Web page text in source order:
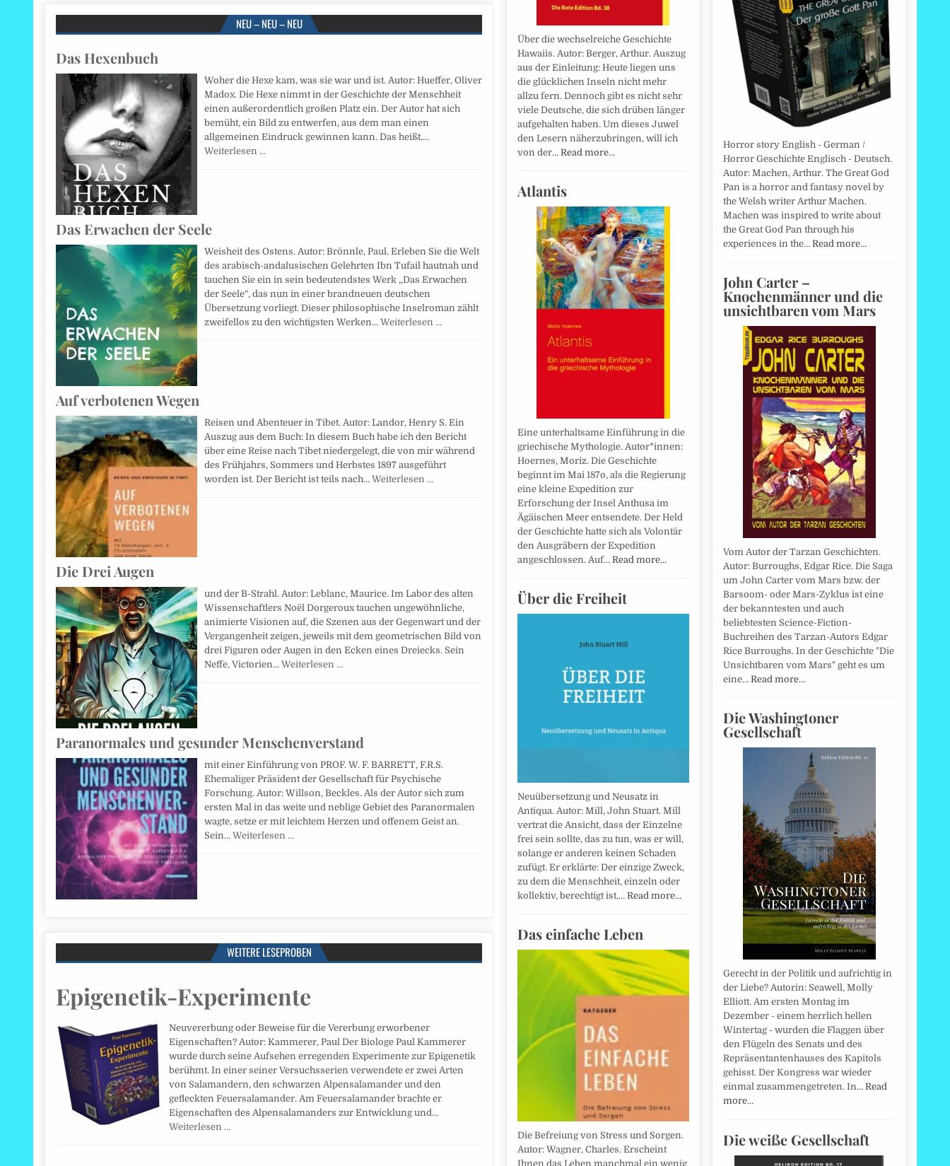
NEU – NEU – NEU
Das Hexenbuch
Woher die Hexe kam, was sie war und ist. Autor: Hueffer, Oliver
Madox. Die Hexe nimmt in der Geschichte der Menschheit
einen außerordentlich großen Platz ein. Der Autor hat sich
bemüht, ein Bild zu entwerfen, aus dem man einen
allgemeinen Eindruck gewinnen kann. Das heißt,…
Weiterlesen …
Das Erwachen der Seele
Weisheit des Ostens. Autor: Brönnle, Paul. Erleben Sie die Welt
des arabisch-andalusischen Gelehrten Ibn Tufail hautnah und
tauchen Sie ein in sein bedeutendstes Werk „Das Erwachen
der Seele“, das nun in einer brandneuen deutschen
Übersetzung vorliegt. Dieser philosophische Inselroman zählt
zweifellos zu den wichtigsten Werken…Weiterlesen …
Auf verbotenen Wegen
Reisen und Abenteuer in Tibet. Autor: Landor, Henry S. Ein
Auszug aus dem Buch: In diesem Buch habe ich den Bericht
über eine Reise nach Tibet niedergelegt, die von mir während
des Frühjahrs, Sommers und Herbstes 1897 ausgeführt
worden ist. Der Bericht ist teils nach…Weiterlesen …
Die Drei Augen
und der B-Strahl. Autor: Leblanc, Maurice. Im Labor des alten
Wissenschaftlers Noël Dorgeroux tauchen ungewöhnliche,
animierte Visionen auf, die Szenen aus der Gegenwart und der
Vergangenheit zeigen, jeweils mit dem geometrischen Bild von
drei Figuren oder Augen in den Ecken eines Dreiecks. Sein
Neffe, Victorien…Weiterlesen …
Paranormales und gesunder Menschenverstand
mit einer Einführung von PROF. W. F. BARRETT, F.R.S.
Ehemaliger Präsident der Gesellschaft für Psychische
Forschung. Autor: Willson, Beckles. Als der Autor sich zum
ersten Mal in das weite und neblige Gebiet des Paranormalen
wagte, setze er mit leichtem Herzen und offenem Geist an.
Sein…Weiterlesen …
WEITERE LESEPROBEN
Epigenetik-Experimente
Neuvererbung oder Beweise für die Vererbung erworbener
Eigenschaften? Autor: Kammerer, Paul Der Biologe Paul Kammerer
wurde durch seine Aufsehen erregenden Experimente zur Epigenetik
berühmt. In einer seiner Versuchsserien verwendete er zwei Arten
von Salamandern, den schwarzen Alpensalamander und den
gefleckten Feuersalamander. Am Feuersalamander brachte er
Eigenschaften des Alpensalamanders zur Entwicklung und…
Weiterlesen …
Über die wechselreiche Geschichte
Hawaiis. Autor: Berger, Arthur. Auszug
aus der Einleitung: Heute liegen uns
die glücklichen Inseln nicht mehr
allzu fern. Dennoch gibt es nicht sehr
viele Deutsche, die sich drüben länger
aufgehalten haben. Um dieses Juwel
den Lesern näherzubringen, will ich
von der… Read more…
Atlantis
Eine unterhaltsame Einführung in die
griechische Mythologie. Autor*innen:
Hoernes, Moriz. Die Geschichte
beginnt im Mai 187o, als die Regierung
eine kleine Expedition zur
Erforschung der Insel Anthusa im
Ägäischen Meer entsendete. Der Held
der Geschichte hatte sich als Volontär
den Ausgräbern der Expedition
angeschlossen. Auf… Read more…
Über die Freiheit
Neuübersetzung und Neusatz in
Antiqua. Autor: Mill, John Stuart. Mill
vertrat die Ansicht, dass der Einzelne
frei sein sollte, das zu tun, was er will,
solange er anderen keinen Schaden
zufügt. Er erklärte: Der einzige Zweck,
zu dem die Menschheit, einzeln oder
kollektiv, berechtigt ist,… Read more…
Das einfache Leben
Die Befreiung von Stress und Sorgen.
Autor: Wagner, Charles. Erscheint
Ihnen das Leben manchmal ein wenig
Horror story English - German /
Horror Geschichte Englisch - Deutsch.
Autor: Machen, Arthur. The Great God
Pan is a horror and fantasy novel by
the Welsh writer Arthur Machen.
Machen was inspired to write about
the Great God Pan through his
experiences in the… Read more…
John Carter –
Knochenmänner und die
unsichtbaren vom Mars
Vom Autor der Tarzan Geschichten.
Autor: Burroughs, Edgar Rice. Die Saga
um John Carter vom Mars bzw. der
Barsoom- oder Mars-Zyklus ist eine
der bekanntesten und auch
beliebtesten Science-Fiction-
Buchreihen des Tarzan-Autors Edgar
Rice Burroughs. In der Geschichte "Die
Unsichtbaren vom Mars" geht es um
eine… Read more…
Die Washingtoner
Gesellschaft
Gerecht in der Politik und aufrichtig in
der Liebe? Autorin: Seawell, Molly
Elliott. Am ersten Montag im
Dezember - einem herrlich hellen
Wintertag - wurden die Flaggen über
den Flügeln des Senats und des
Repräsentantenhauses des Kapitols
gehisst. Der Kongress war wieder
einmal zusammengetreten. In… Read
more…
Die weiße Gesellschaft